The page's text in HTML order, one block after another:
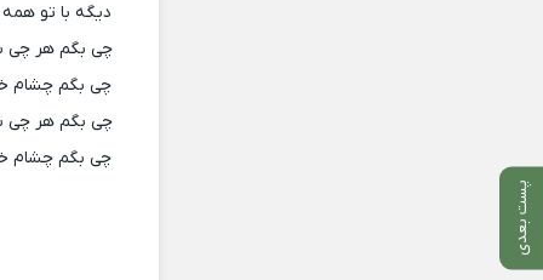
پست بعدی
دیگه با تو همه
چی بگم هر چی
چی بگم چشام
چی بگم هر چی
چی بگم چشام